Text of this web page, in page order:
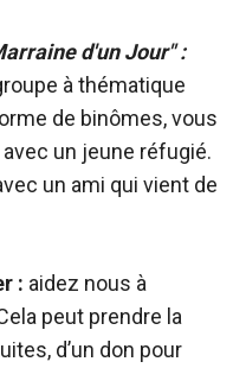
d'un Jour" :
à thématique
de binômes, vous
avec un jeune réfugié.
un ami qui vient de
: aidez nous à
peut prendre la
, d’un don pour